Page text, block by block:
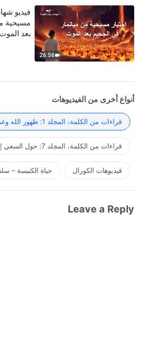
26:56
فيديو
مسيحية
بعد
أنواع أخرى من الفيديوهات
قراءات من الكلمة، المجلد 1: ظهور الله وعمله
قراءات من الكلمة، المجلد 7: حول السعي إلى الحق
فيديوهات الكورال حياة الكنيسة –
Leave a Reply